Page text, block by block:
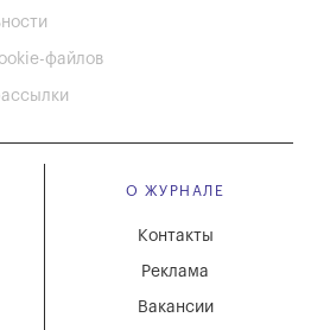
файлов
О ЖУРНАЛЕ
Вакансии
Реклама
Контакты